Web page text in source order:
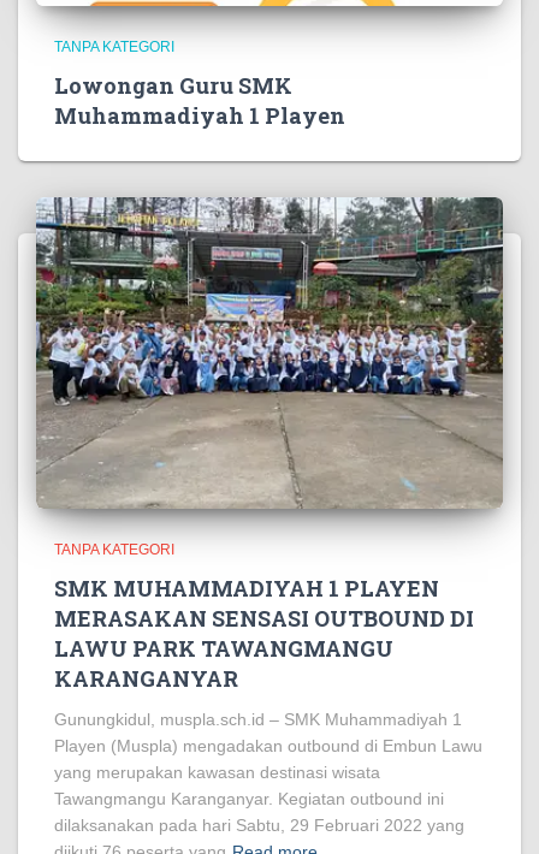
TANPA KATEGORI
Lowongan Guru SMK
Muhammadiyah 1 Playen
TANPA KATEGORI
SMK MUHAMMADIYAH 1 PLAYEN
MERASAKAN SENSASI OUTBOUND DI
LAWU PARK TAWANGMANGU
KARANGANYAR
Gunungkidul, muspla.sch.id – SMK Muhammadiyah 1
Playen (Muspla) mengadakan outbound di Embun Lawu
yang merupakan kawasan destinasi wisata
Tawangmangu Karanganyar. Kegiatan outbound ini
dilaksanakan pada hari Sabtu, 29 Februari 2022 yang